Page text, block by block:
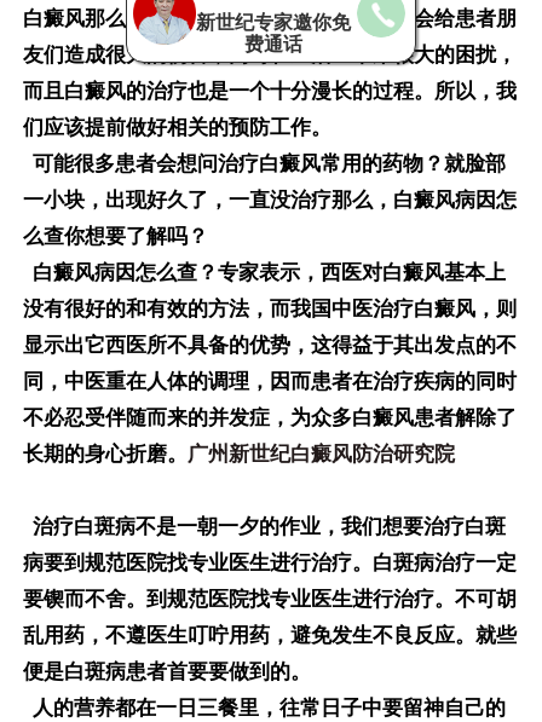
白癜风那么一定要及时进行治疗，否则的话会给患者朋
友们造成很大的伤害，同时在生活上带来很大的困扰，
而且白癜风的治疗也是一个十分漫长的过程。所以，我
们应该提前做好相关的预防工作。
可能很多患者会想问治疗白癜风常用的药物？就脸部
一小块，出现好久了，一直没治疗那么， 白癜风病因怎
么查你想要了解吗？
白癜风病因怎么查？专家表示，西医对白癜风基本上
没有很好的和有效的方法，而我国中医治疗白癜风，则
显示出它西医所不具备的优势，这得益于其出发点的不
同，中医重在人体的调理，因而患者在治疗疾病的同时
不必忍受伴随而来的并发症，为众多白癜风患者解除了
长期的身心折磨。 广州新世纪白癜风防治研究院
治疗白斑病不是一朝一夕的作业，我们想要治疗白斑
病要到规范医院找专业医生进行治疗。白斑病治疗一定
要锲而不舍。到规范医院找专业医生进行治疗。不可胡
乱用药，不遵医生叮咛用药，避免发生不良反应。就些
便是白斑病患者首要要做到的。
人的营养都在一日三餐里，往常日子中要留神自己的
新世纪专家邀你免
费通话